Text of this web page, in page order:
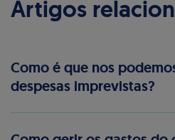
Artigos
Como é que nos
despesas imprevistas?